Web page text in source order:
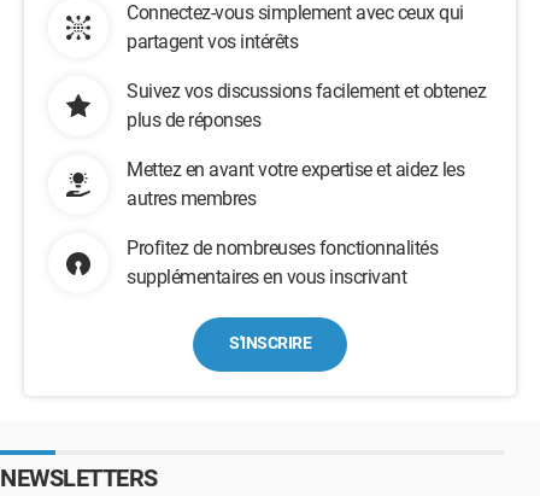
Connectez-vous simplement avec ceux qui
partagent vos intérêts
Suivez vos discussions facilement et obtenez
plus de réponses
Mettez en avant votre expertise et aidez les
autres membres
Profitez de nombreuses fonctionnalités
supplémentaires en vous inscrivant
S'INSCRIRE
NEWSLETTERS